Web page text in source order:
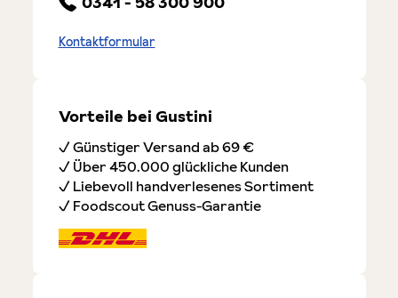
Kontaktformular
Vorteile bei Gustini
✓ Günstiger Versand ab 69 €
✓ Über 450.000 glückliche Kunden
✓ Liebevoll handverlesenes Sortiment
✓ Foodscout Genuss-Garantie